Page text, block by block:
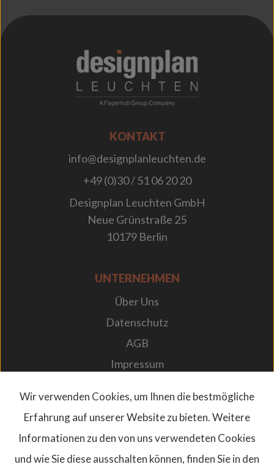
KONTAKT
info@designplanleuchten.de
+49 (0)30 / 51 06 20 20
Designplan Leuchten GmbH
Neue Grünstraße 25
10179 Berlin
UNTERNEHMEN
Über Uns
Datenschutz
AGB
Impressum
Newsletter
Wir verwenden Cookies, um Ihnen die bestmögliche
Erfahrung auf unserer Website zu bieten. Weitere
Informationen zu den von uns verwendeten Cookies
und wie Sie diese ausschalten können, finden Sie in den